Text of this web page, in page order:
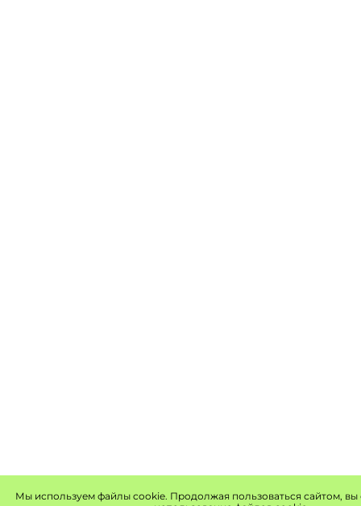
Мы используем файлы cookie. Продолжая пользоваться сайтом, вы